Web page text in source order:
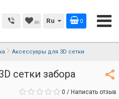
(0) Ru 0
Аксессуары для 3D сетки
сетки забора
0 / Написать отзыв